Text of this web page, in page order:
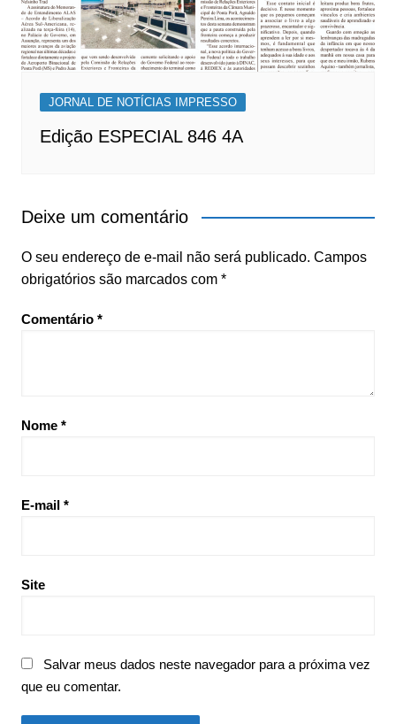
JORNAL DE NOTÍCIAS IMPRESSO
Edição ESPECIAL 846 4A
Deixe um comentário
O seu endereço de e-mail não será publicado. Campos
obrigatórios são marcados com *
Comentário *
Nome *
E-mail *
Site
Salvar meus dados neste navegador para a próxima vez
que eu comentar.